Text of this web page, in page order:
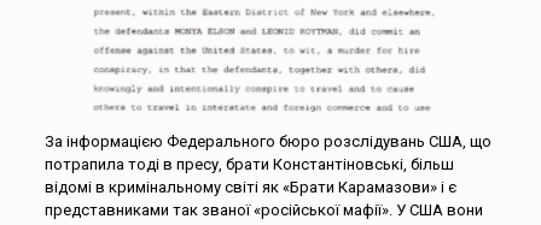
За інформацією Федерального бюро розслідувань США, що
потрапила тоді в пресу, брати Константіновські, більш
відомі в кримінальному світі як «Брати Карамазови» і є
представниками так званої «російської мафії». У США вони